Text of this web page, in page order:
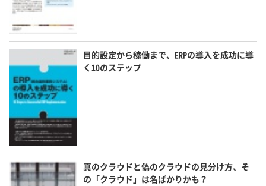
目的設定から稼働まで、ERPの導入を成功に導
く10のステップ
真のクラウドと偽のクラウドの見分け方、そ
の「クラウド」は名ばかりかも？